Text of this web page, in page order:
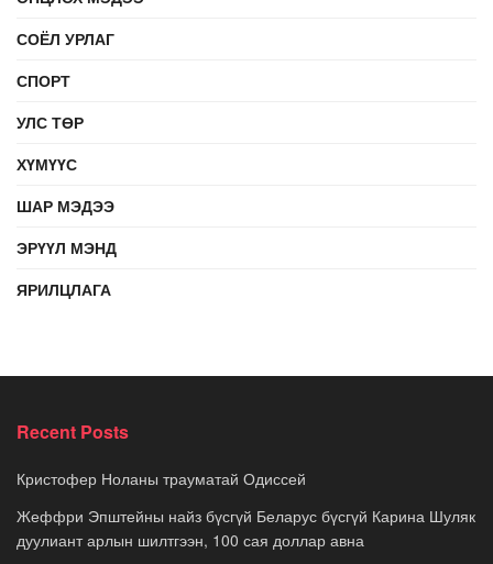
СОЁЛ УРЛАГ
СПОРТ
УЛС ТӨР
ХҮМҮҮС
ШАР МЭДЭЭ
ЭРҮҮЛ МЭНД
ЯРИЛЦЛАГА
Recent Posts
Кристофер Ноланы трауматай Одиссей
Жеффри Эпштейны найз бүсгүй Беларус бүсгүй Карина Шуляк
дуулиант арлын шилтгээн, 100 сая доллар авна